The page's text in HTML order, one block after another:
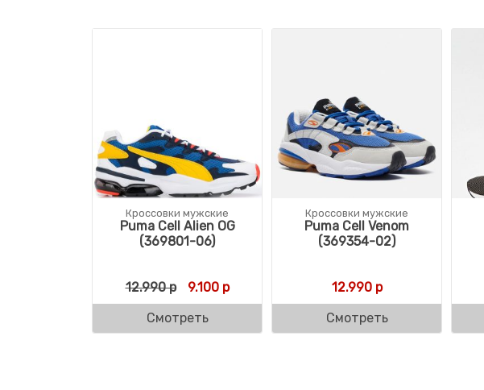
Кроссовки мужские
Puma Cell Alien OG
(369801-06)
12.990р Первоначальная цена составляла 12.990 р.
9.100рТекущая цена: 9.100 р.
Смотреть
Кроссовки мужские
Puma Cell Venom
(369354-02)
12.990р
Смотреть